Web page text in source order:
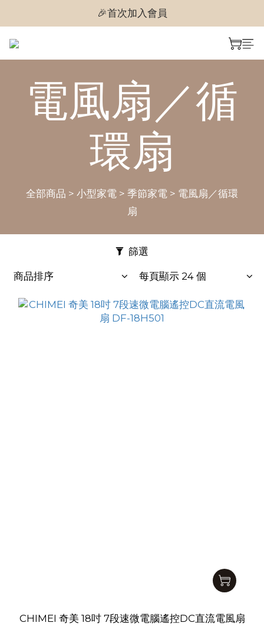
🎉首次加入會員
🎉首次加入會員
電風扇／循
環扇
全部商品 > 小型家電 > 季節家電 > 電風扇／循環
扇
篩選
商品排序 每頁顯示 24 個
CHIMEI 奇美 18吋 7段速微電腦遙控DC直流電風扇